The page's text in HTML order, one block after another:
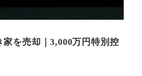
家を売却｜3,000万円特別控